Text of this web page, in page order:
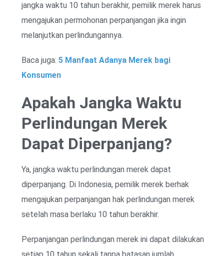
jangka waktu 10 tahun berakhir, pemilik merek harus
mengajukan permohonan perpanjangan jika ingin
melanjutkan perlindungannya.
Baca juga: 5 Manfaat Adanya Merek bagi
Konsumen
Apakah Jangka Waktu
Perlindungan Merek
Dapat Diperpanjang?
Ya, jangka waktu perlindungan merek dapat
diperpanjang. Di Indonesia, pemilik merek berhak
mengajukan perpanjangan hak perlindungan merek
setelah masa berlaku 10 tahun berakhir.
Perpanjangan perlindungan merek ini dapat dilakukan